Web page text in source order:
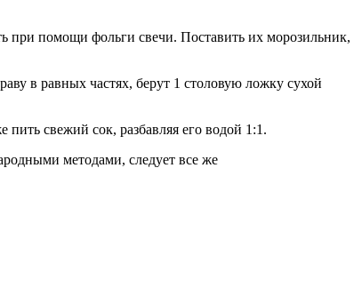
при помощи фольги свечи. Поставить их морозильник,
в равных частях, берут 1 столовую ложку сухой
свежий сок, разбавляя его водой 1:1.
методами, следует все же